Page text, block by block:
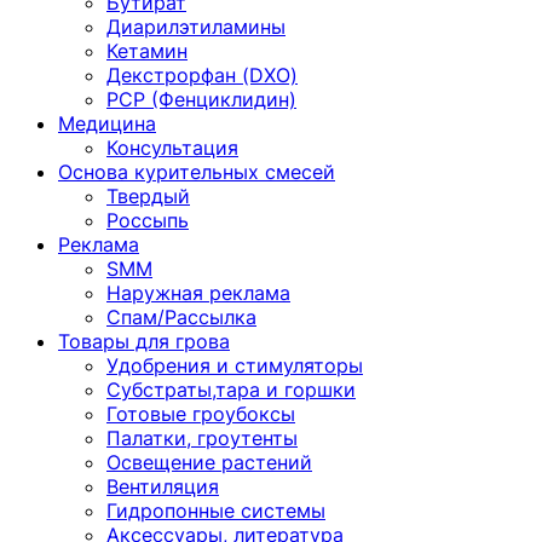
Диарилэтиламины
Кетамин
Декстрорфан (DXO)
PCP (Фенциклидин)
Медицина
Консультация
Основа курительных смесей
Твердый
Россыпь
Реклама
SMM
Наружная реклама
Спам/Рассылка
Товары для грова
Удобрения и стимуляторы
Субстраты,тара и горшки
Готовые гроубоксы
Палатки, гроутенты
Освещение растений
Вентиляция
Гидропонные системы
Аксессуары, литература